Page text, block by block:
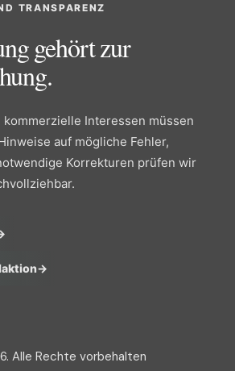
TRANSPARENZ
gehört zur
kommerzielle Interessen müssen
auf mögliche Fehler,
Korrekturen prüfen wir
→
Alle Rechte vorbehalten